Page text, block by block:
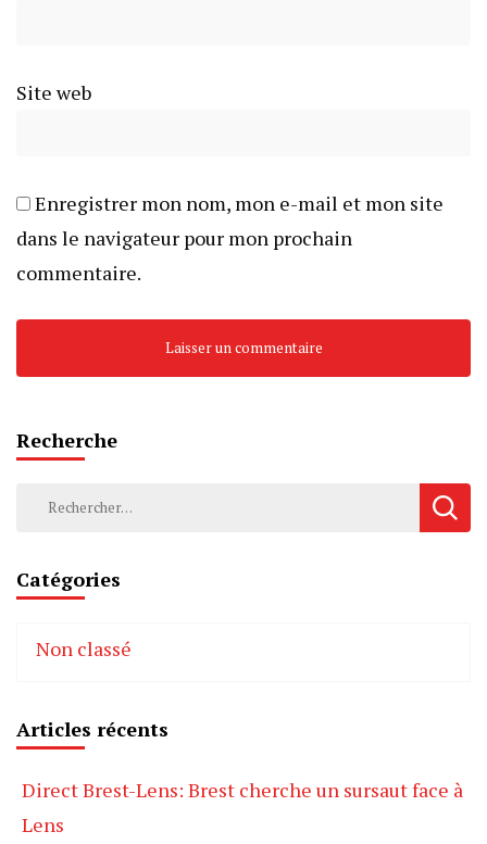
Site web
Enregistrer mon nom, mon e-mail et mon site
dans le navigateur pour mon prochain
commentaire.
Recherche
Rechercher :
Catégories
Non classé
Articles récents
Direct Brest-Lens: Brest cherche un sursaut face à
Lens